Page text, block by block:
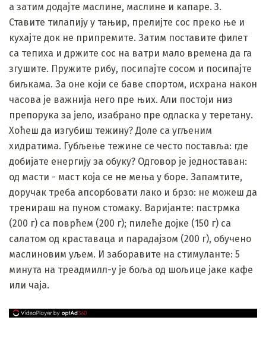
а затим додајте маслине, маслине и капаре. 3.
Ставите тилапију у тањир, прелијте сос преко ње и
кухајте док не припремите. Затим поставите филет
са тепиха и држите сос на ватри мало времена да га
згушите. Пружите рибу, посипајте сосом и посипајте
биљкама. За оне који се баве спортом, исхрана након
часова је важнија него пре њих. Али постоји низ
препорука за јело, изабрано пре одласка у теретану.
Хоћеш да изгубиш тежину? Доле са угљеним
хидратима. Губљење тежине се често поставља: ​​где
добијате енергију за обуку? Одговор је једноставан:
од масти - маст која се не мења у боре. Запамтите,
доручак треба апсорбовати лако и брзо: не можеш да
тренираш на пуном стомаку. Варијанте: пастрмка
(200 г) са поврћем (200 г); пилеће дојке (150 г) са
салатом од краставаца и парадајзом (200 г), обучено
маслиновим уљем. И заборавите на стимуланте: 5
минута на треадмилл-у је боља од шољице јаке кафе
или чаја.